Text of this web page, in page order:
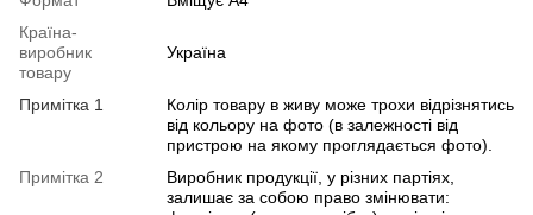
Країна-
виробник
товару
Україна
Примітка 1
Колір товару в живу може трохи відрізнятись
від кольору на фото (в залежності від
пристрою на якому проглядається фото).
Примітка 2
Виробник продукції, у різних партіях,
залишає за собою право змінювати: